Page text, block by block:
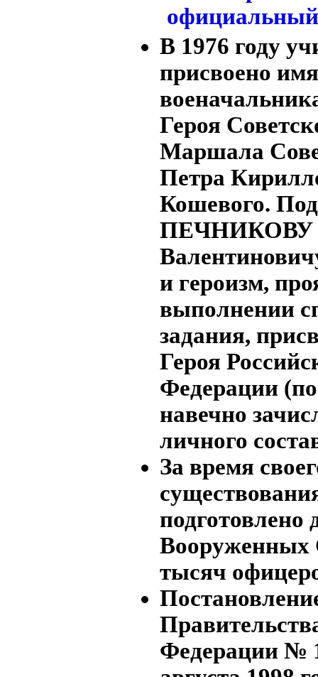
В 1976 году
присвоено
Героя
Маршала
Петра
Кошевого.
ПЕЧНИКОВУ
и героизм,
выполнении
задания,
Героя
Федерации
навечно
личного
За время
подготовлено
тысяч
Федерации №